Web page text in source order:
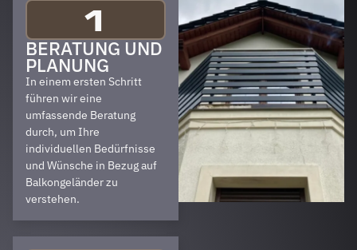
1
BERATUNG UND
PLANUNG
In einem ersten Schritt
führen wir eine
umfassende Beratung
durch, um Ihre
individuellen Bedürfnisse
und Wünsche in Bezug auf
Balkongeländer zu
verstehen.